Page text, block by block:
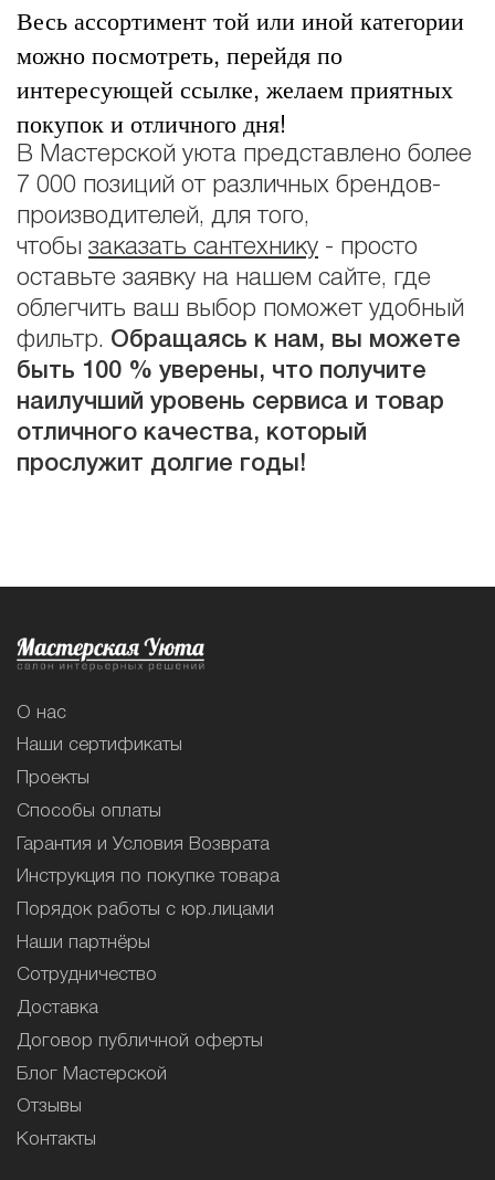
Весь ассортимент той или иной категории
можно посмотреть, перейдя по
интересующей ссылке, желаем приятных
покупок и отличного дня!
В Мастерской уюта представлено более
7 000 позиций от различных брендов-
производителей, для того,
чтобы заказать сантехнику - просто
оставьте заявку на нашем сайте, где
облегчить ваш выбор поможет удобный
фильтр. Обращаясь к нам, вы можете
быть 100 % уверены, что получите
наилучший уровень сервиса и товар
отличного качества, который
прослужит долгие годы!
О нас
Наши сертификаты
Проекты
Способы оплаты
Гарантия и Условия Возврата
Инструкция по покупке товара
Порядок работы с юр.лицами
Наши партнёры
Сотрудничество
Доставка
Договор публичной оферты
Блог Мастерской
Отзывы
Контакты